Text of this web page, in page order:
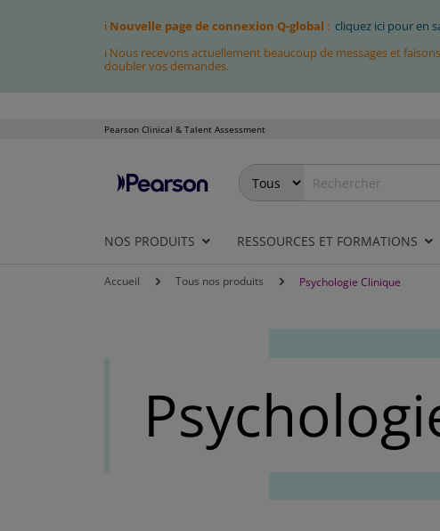
ℹ Nouvelle page de connexion Q-global : cliquez ici pour en
ℹ Nous recevons actuellement beaucoup de messages et
doubler vos demandes.
Pearson Clinical & Talent Assessment
Allez
NOS PRODUITS RESSOURCES ET FORMATIONS
Accueil Tous nos produits Psychologie Clinique